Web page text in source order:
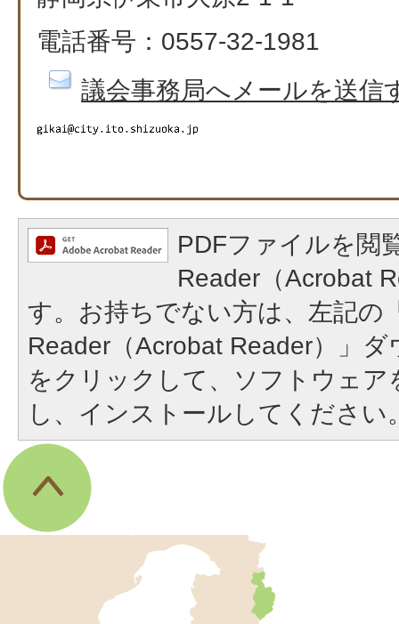
電話番号：0557-32-1981
議会事務局へメールを送信
PDFファイルを閲
Reader（Acrobat
す。お持ちでない方は、左記の
Reader（Acrobat Reader）」
をクリックして、ソフトウェア
し、インストールしてください